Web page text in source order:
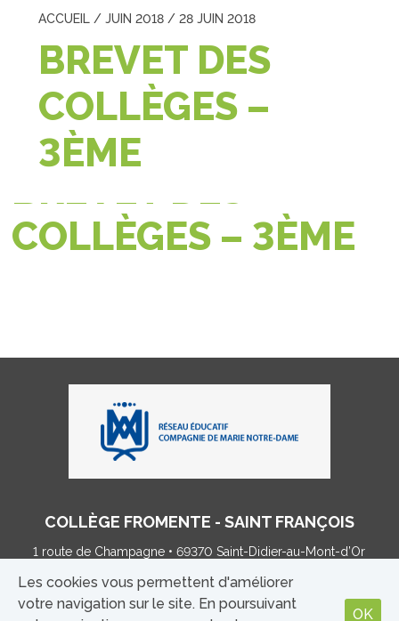
ACCUEIL /JUIN 2018 /28 JUIN 2018
BREVET DES
COLLÈGES –
3ÈME
COLLÈGES – 3ÈME
COLLÈGE FROMENTE - SAINT FRANÇOIS
1 route de Champagne • 69370 Saint-Didier-au-Mont-d’Or
Les cookies vous permettent d'améliorer
votre navigation sur le site. En poursuivant
OK